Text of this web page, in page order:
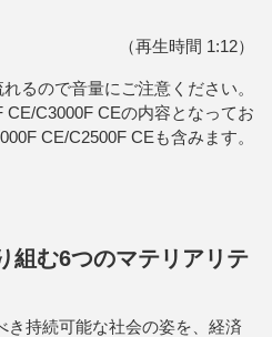
（再生時間 1:12）
るので音量にご注意ください。
C3000F CEの内容となってお
CE/C2500F CEも含みます。
組む6つのマテリアリテ
き持続可能な社会の姿を、経済